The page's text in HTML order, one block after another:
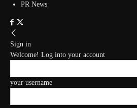
PR News
Sign in
Welcome! Log into your account
your username